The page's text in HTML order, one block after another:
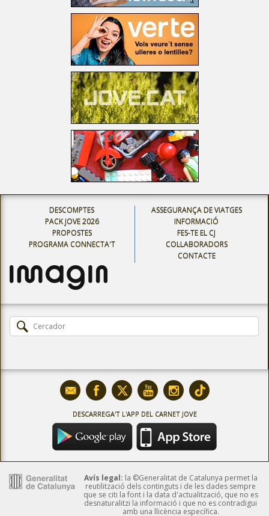
DESCOMPTES
PACK JOVE 2026
PROPOSTES
PROGRAMA CONNECTA'T
ASSEGURANÇA DE VIATGES
INFORMACIÓ
FES-TE EL CJ
COL·LABORADORS
CONTACTE
DESCARREGA'T L'APP DEL CARNET JOVE
Avís legal: la ©Generalitat de Catalunya permet la
reutilització dels continguts i de les dades sempre
que se citi la font i la data d'actualització, que no es
desnaturalitzi la informació i que no es contradigui
amb una llicència específica.